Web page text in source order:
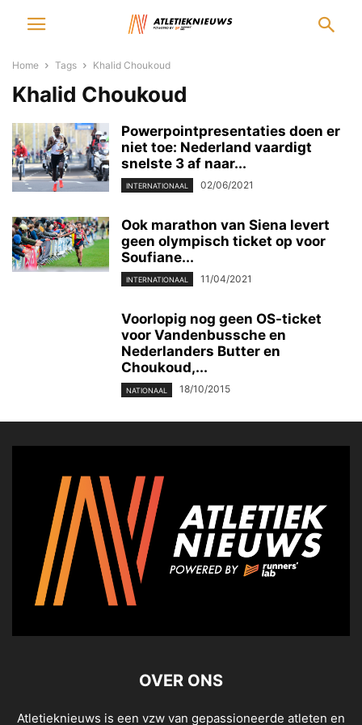
Home Tags Khalid Choukoud
Khalid Choukoud
Powerpointpresentaties doen er
niet toe: Nederland vaardigt
snelste 3 af naar...
INTERNATIONAAL 02/06/2021
Ook marathon van Siena levert
geen olympisch ticket op voor
Soufiane...
INTERNATIONAAL 11/04/2021
Voorlopig nog geen OS-ticket
voor Vandenbussche en
Nederlanders Butter en
Choukoud,...
NATIONAAL 18/10/2015
OVER ONS
Atletieknieuws is een vzw van gepassioneerde atleten en